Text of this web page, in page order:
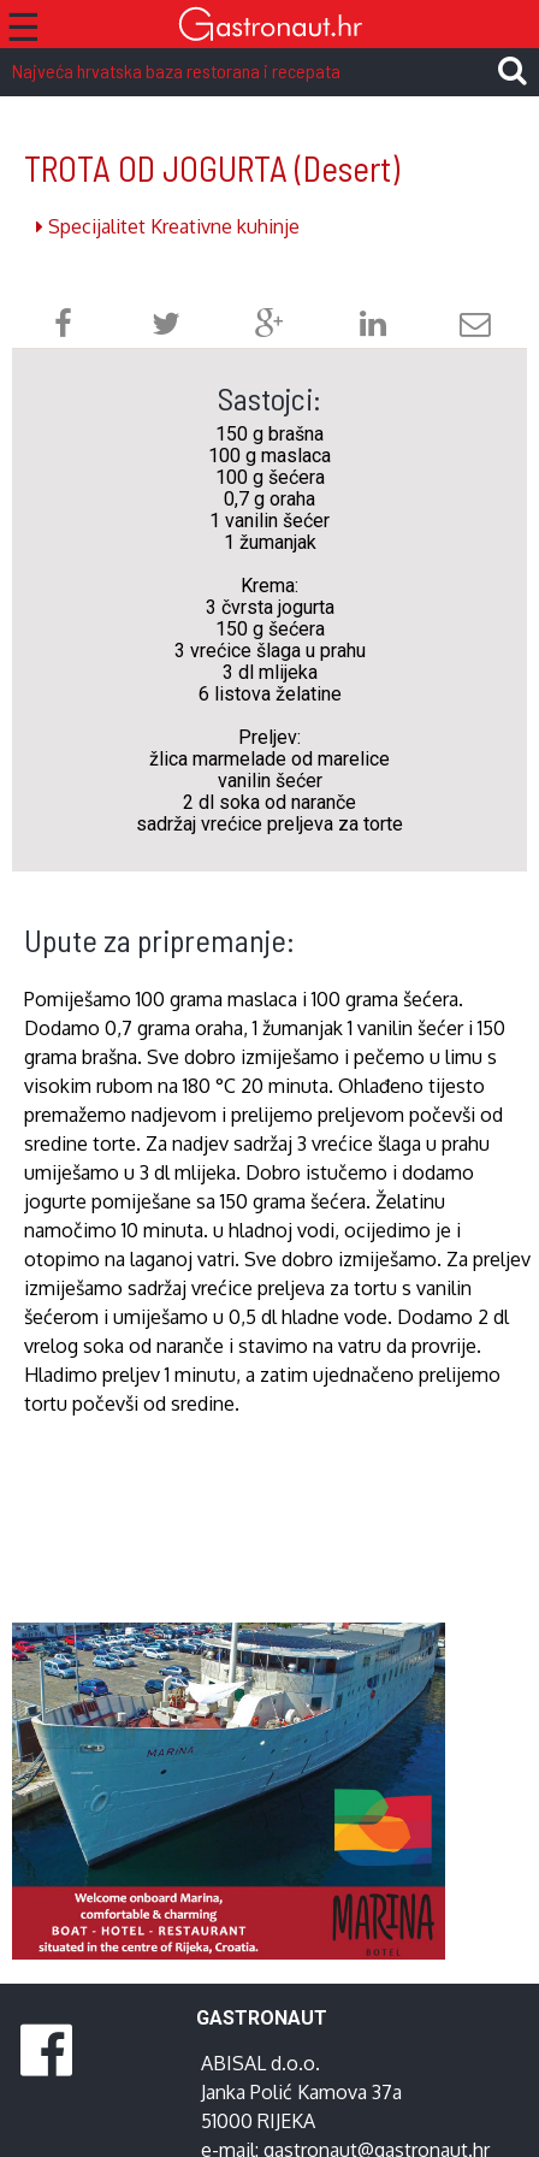
☰
Najveća hrvatska baza restorana i recepata
TROTA OD JOGURTA (Desert)
Specijalitet Kreativne kuhinje
Sastojci:
150 g brašna
100 g maslaca
100 g šećera
0,7 g oraha
1 vanilin šećer
1 žumanjak
Krema:
3 čvrsta jogurta
150 g šećera
3 vrećice šlaga u prahu
3 dl mlijeka
6 listova želatine
Preljev:
žlica marmelade od marelice
vanilin šećer
2 dl soka od naranče
sadržaj vrećice preljeva za torte
Upute za pripremanje:
Pomiješamo 100 grama maslaca i 100 grama šećera.
Dodamo 0,7 grama oraha, 1 žumanjak 1 vanilin šećer i 150
grama brašna. Sve dobro izmiješamo i pečemo u limu s
visokim rubom na 180 °C 20 minuta. Ohlađeno tijesto
premažemo nadjevom i prelijemo preljevom počevši od
sredine torte. Za nadjev sadržaj 3 vrećice šlaga u prahu
umiješamo u 3 dl mlijeka. Dobro istučemo i dodamo
jogurte pomiješane sa 150 grama šećera. Želatinu
namočimo 10 minuta. u hladnoj vodi, ocijedimo je i
otopimo na laganoj vatri. Sve dobro izmiješamo. Za preljev
izmiješamo sadržaj vrećice preljeva za tortu s vanilin
šećerom i umiješamo u 0,5 dl hladne vode. Dodamo 2 dl
vrelog soka od naranče i stavimo na vatru da provrije.
Hladimo preljev 1 minutu, a zatim ujednačeno prelijemo
tortu počevši od sredine.
GASTRONAUT
ABISAL d.o.o.
Janka Polić Kamova 37a
51000 RIJEKA
e-mail: gastronaut@gastronaut.hr